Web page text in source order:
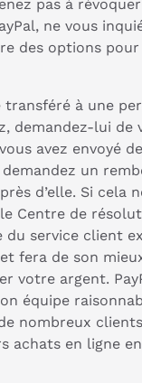
pas à
ne vous
des options
transféré à une
demandez-lui de
avez envoyé
un
d’elle. Si cela
Centre de
du service client
fera de son
votre argent.
équipe
nombreux
achats en ligne